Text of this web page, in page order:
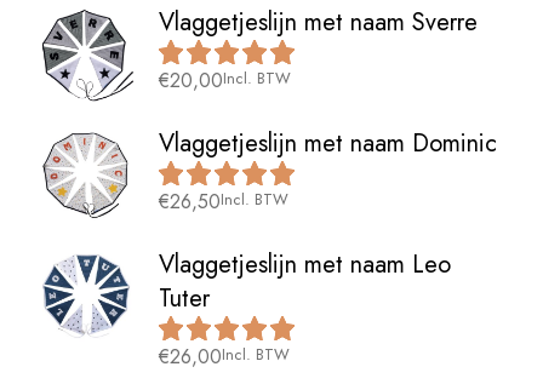
Vlaggetjeslijn met naam Sverre
€20,00Incl. BTW
Vlaggetjeslijn met naam Dominic
€26,50Incl. BTW
Vlaggetjeslijn met naam Leo
Tuter
€26,00Incl. BTW